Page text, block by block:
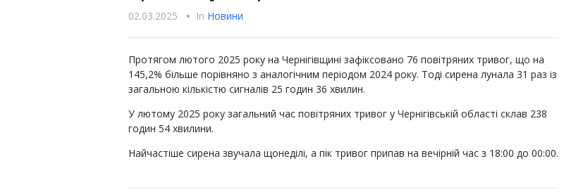
02.03.2025 • In Новини
Протягом лютого 2025 року на Чернігівщині зафіксовано 76 повітряних тривог, що на
145,2% більше порівняно з аналогічним періодом 2024 року. Тоді сирена лунала 31 раз із
загальною кількістю сигналів 25 годин 36 хвилин.
У лютому 2025 року загальний час повітряних тривог у Чернігівській області склав 238
годин 54 хвилини.
Найчастіше сирена звучала щонеділі, а пік тривог припав на вечірній час з 18:00 до 00:00.